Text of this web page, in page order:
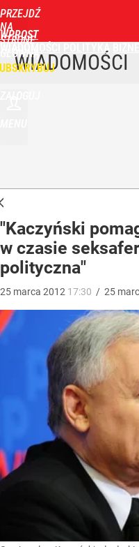
PRZEJDŹ
NA
STRONĘ
GŁÓWNĄ
WPROST
POLITYKA
WIADOMOŚCI
"Kaczyński
w czasie
polityczna"
25 marca 2012 17:30 / 25